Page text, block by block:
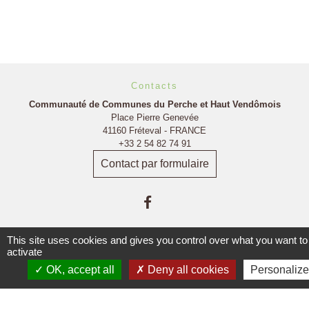
Contacts
Communauté de Communes du Perche et Haut Vendômois
Place Pierre Genevée
41160 Fréteval - FRANCE
+33 2 54 82 74 91
Contact par formulaire
Liens
This site uses cookies and gives you control over what you want to
activate
OK, accept all
Deny all cookies Personalize